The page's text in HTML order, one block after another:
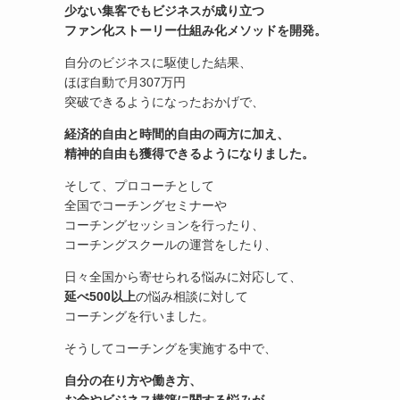
少ない集客でもビジネスが成り立つ
ファン化ストーリー仕組み化メソッドを開発。
自分のビジネスに駆使した結果、
ほぼ自動で月307万円
突破できるようになったおかげで、
経済的自由と時間的自由の両方に加え、
精神的自由も獲得できるようになりました。
そして、プロコーチとして
全国でコーチングセミナーや
コーチングセッションを行ったり、
コーチングスクールの運営をしたり、
日々全国から寄せられる悩みに対応して、
延べ500以上の悩み相談に対して
コーチングを行いました。
そうしてコーチングを実施する中で、
自分の在り方や働き方、